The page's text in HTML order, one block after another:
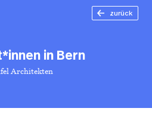
zurück
in Bern
Architekten